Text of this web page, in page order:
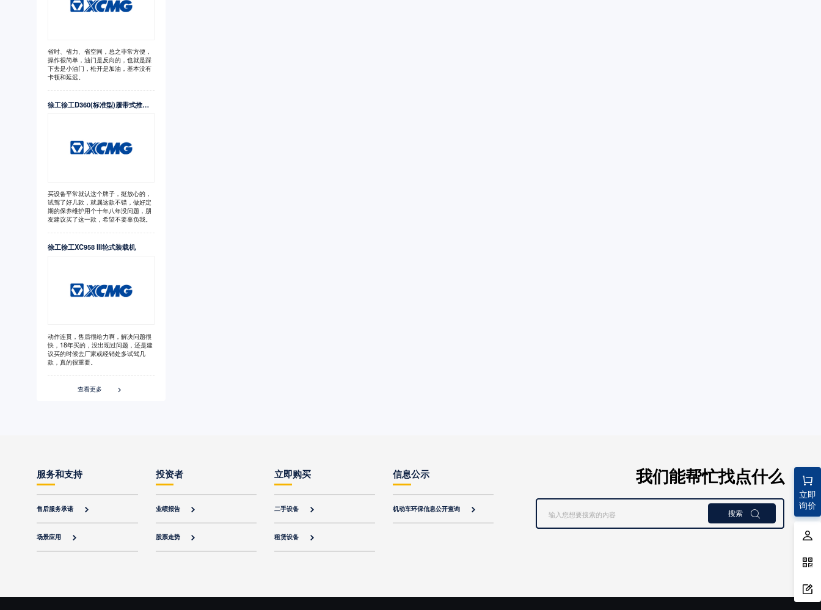
省时、省力、省空间，总之非常方便，
操作很简单，油门是反向的，也就是踩
下去是小油门，松开是加油，基本没有
卡顿和延迟。
徐工徐工D360(标准型)履带式推土机
买设备平常就认这个牌子，挺放心的，
试驾了好几款，就属这款不错，做好定
期的保养维护用个十年八年没问题，朋
友建议买了这一款，希望不要辜负我。
徐工徐工XC958 III轮式装载机
动作连贯，售后很给力啊，解决问题很
快，18年买的，没出现过问题，还是建
议买的时候去厂家或经销处多试驾几
款，真的很重要。
查看更多 
立即
询价
服务和支持
售后服务承诺 
场景应用 
投资者
业绩报告 
股票走势 
立即购买
二手设备 
租赁设备 
信息公示
机动车环保信息公开查询 
我们能帮忙找点什么
搜索 